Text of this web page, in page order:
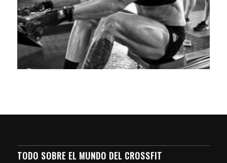
TODO SOBRE EL MUNDO DEL CROSSFIT